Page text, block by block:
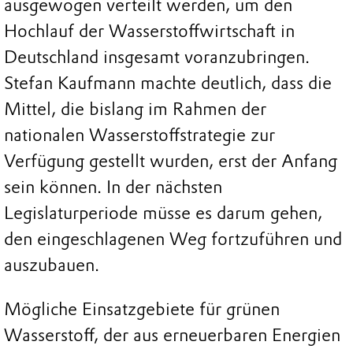
ausgewogen verteilt werden, um den
Hochlauf der Wasserstoffwirtschaft in
Deutschland insgesamt voranzubringen.
Stefan Kaufmann machte deutlich, dass die
Mittel, die bislang im Rahmen der
nationalen Wasserstoffstrategie zur
Verfügung gestellt wurden, erst der Anfang
sein können. In der nächsten
Legislaturperiode müsse es darum gehen,
den eingeschlagenen Weg fortzuführen und
auszubauen.
Mögliche Einsatzgebiete für grünen
Wasserstoff, der aus erneuerbaren Energien